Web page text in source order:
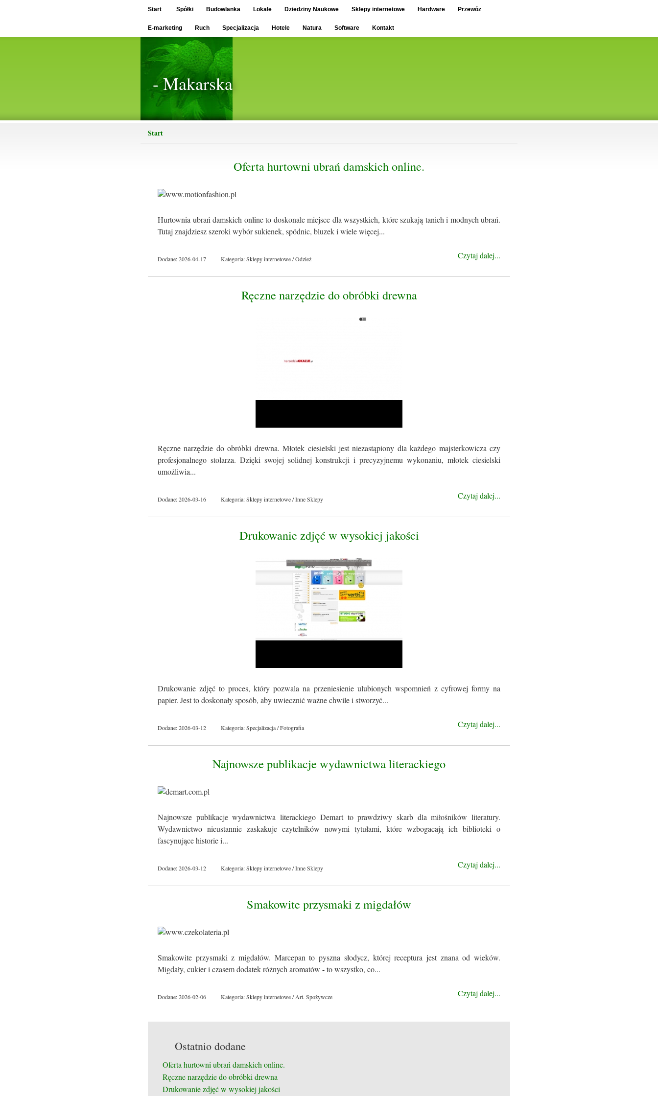
Start Spółki Budowlanka Lokale Dziedziny Naukowe Sklepy internetowe Hardware Przewóz
E-marketing Ruch Specjalizacja Hotele Natura Software Kontakt
- Makarska
Start
Oferta hurtowni ubrań damskich online.
Hurtownia ubrań damskich online to doskonałe miejsce dla wszystkich, które szukają tanich i modnych ubrań.
Tutaj znajdziesz szeroki wybór sukienek, spódnic, bluzek i wiele więcej...
Czytaj dalej...
Dodane: 2026-04-17 Kategoria: Sklepy internetowe / Odzież
Ręczne narzędzie do obróbki drewna
Ręczne narzędzie do obróbki drewna. Młotek ciesielski jest niezastąpiony dla każdego majsterkowicza czy
profesjonalnego stolarza. Dzięki swojej solidnej konstrukcji i precyzyjnemu wykonaniu, młotek ciesielski
umożliwia...
Czytaj dalej...
Dodane: 2026-03-16 Kategoria: Sklepy internetowe / Inne Sklepy
Drukowanie zdjęć w wysokiej jakości
Drukowanie zdjęć to proces, który pozwala na przeniesienie ulubionych wspomnień z cyfrowej formy na
papier. Jest to doskonały sposób, aby uwiecznić ważne chwile i stworzyć...
Czytaj dalej...
Dodane: 2026-03-12 Kategoria: Specjalizacja / Fotografia
Najnowsze publikacje wydawnictwa literackiego
Najnowsze publikacje wydawnictwa literackiego Demart to prawdziwy skarb dla miłośników literatury.
Wydawnictwo nieustannie zaskakuje czytelników nowymi tytułami, które wzbogacają ich biblioteki o
fascynujące historie i...
Czytaj dalej...
Dodane: 2026-03-12 Kategoria: Sklepy internetowe / Inne Sklepy
Smakowite przysmaki z migdałów
Smakowite przysmaki z migdałów. Marcepan to pyszna słodycz, której receptura jest znana od wieków.
Migdały, cukier i czasem dodatek różnych aromatów - to wszystko, co...
Czytaj dalej...
Dodane: 2026-02-06 Kategoria: Sklepy internetowe / Art. Spożywcze
Ostatnio dodane
Oferta hurtowni ubrań damskich online.
Ręczne narzędzie do obróbki drewna
Drukowanie zdjęć w wysokiej jakości